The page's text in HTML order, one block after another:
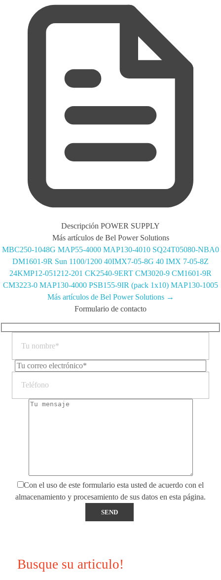
Descripción POWER SUPPLY
Más artículos de Bel Power Solutions
MBC250-1048G MAP55-4000 MAP130-4010 SQ24T05080-NBA0
DM1601-9R Sun 1100/1200 40IMX7-05-8G 40 IMX 7-05-8Z
24KMP12-051212-201 CK2540-9ERT CM3020-9 CM1601-9R
CM3223-0 MAP130-4000 PSB155-9IR (pack 1x10) MAP130-1005
Más artículos de Bel Power Solutions →
Formulario de contacto
Con el uso de este formulario esta usted de acuerdo con el
almacenamiento y procesamiento de sus datos en esta página.
Busque su articulo!